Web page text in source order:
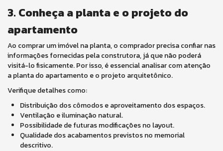
3. Conheça a planta e o projeto do
apartamento
Ao comprar um imóvel na planta, o comprador precisa confiar nas
informações fornecidas pela construtora, já que não poderá
visitá-lo fisicamente. Por isso, é essencial analisar com atenção
a planta do apartamento e o projeto arquitetônico.
Verifique detalhes como:
Distribuição dos cômodos e aproveitamento dos espaços.
Ventilação e iluminação natural.
Possibilidade de futuras modificações no layout.
Qualidade dos acabamentos previstos no memorial
descritivo.